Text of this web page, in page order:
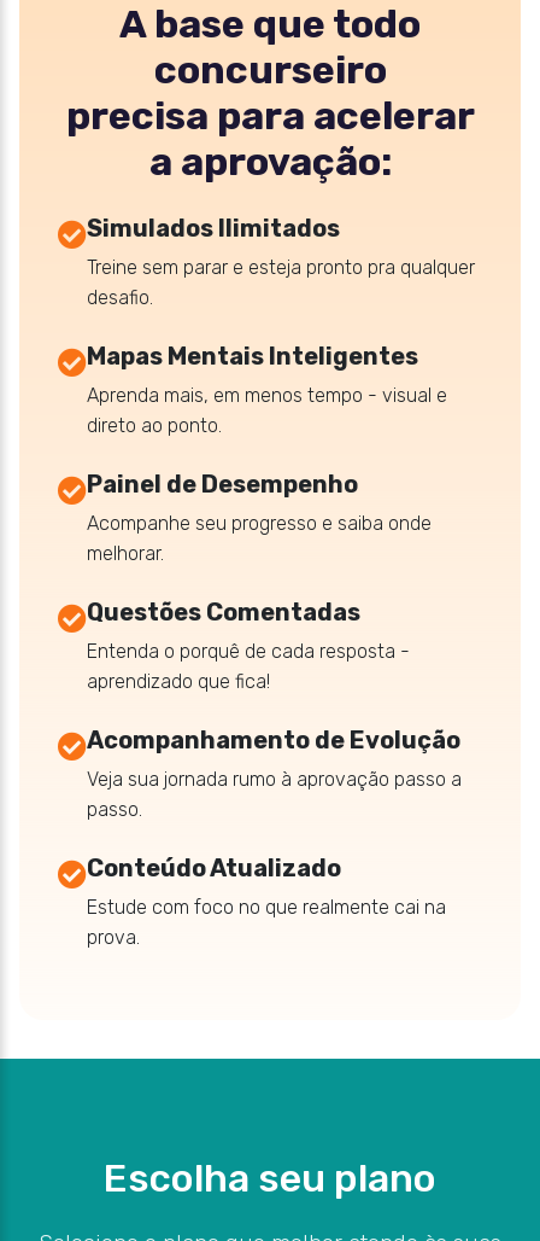
A base que todo
concurseiro
precisa para acelerar
a aprovação:
Simulados Ilimitados
Treine sem parar e esteja pronto pra qualquer
desafio.
Mapas Mentais Inteligentes
Aprenda mais, em menos tempo - visual e
direto ao ponto.
Painel de Desempenho
Acompanhe seu progresso e saiba onde
melhorar.
Questões Comentadas
Entenda o porquê de cada resposta -
aprendizado que fica!
Acompanhamento de Evolução
Veja sua jornada rumo à aprovação passo a
passo.
Conteúdo Atualizado
Estude com foco no que realmente cai na
prova.
Escolha seu plano